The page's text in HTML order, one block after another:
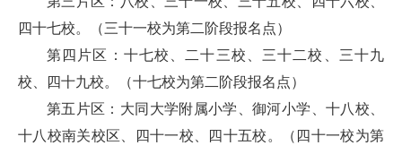
四十七校。（三十一校为第二阶段报名点）
第四片区：十七校、二十三校、三十二校、三十九
校、四十九校。（十七校为第二阶段报名点）
第五片区：大同大学附属小学、御河小学、十八校、
十八校南关校区、四十一校、四十五校。（四十一校为第